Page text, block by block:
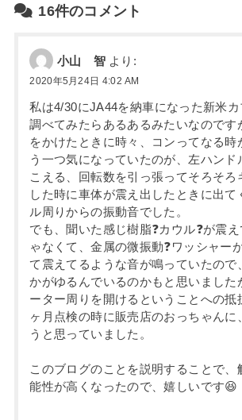
16件のコメント
小山 智 より:
2020年5月24日 4:02 AM
私は4/30にJA44を納車になった新米カ
調べてみたらあるあるみたいなのです
をかけたときに時々、コンってなる時
う一つ気になっていたのが、左ハンド
こえる、回転数を引っ張ってそろそろ
した時に車体が震え出したときに出て
ル周りからの振動音でした。
でも、聞いた感じ樹脂❓カウル❓が震
ゃなくて、金属の微振動❓ワッシャー
て震えてるような音が鳴っていたので
かがゆるんでいるのかもと思いました
ーター周りを開けるということへの抵
ヶ月点検の時に販売店のおっちゃんに
うと思っていました。
このブログのことを説明することで、
能性が高くなったので、嬉しいです😆